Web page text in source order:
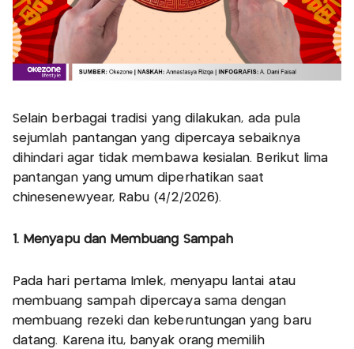
Selain berbagai tradisi yang dilakukan, ada pula
sejumlah pantangan yang dipercaya sebaiknya
dihindari agar tidak membawa kesialan. Berikut lima
pantangan yang umum diperhatikan saat
chinesenewyear, Rabu (4/2/2026).
1. Menyapu dan Membuang Sampah
Pada hari pertama Imlek, menyapu lantai atau
membuang sampah dipercaya sama dengan
membuang rezeki dan keberuntungan yang baru
datang. Karena itu, banyak orang memilih